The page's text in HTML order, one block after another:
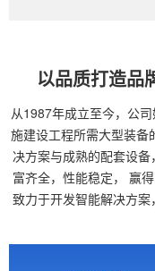
以品质打造品
从1987年成立至今，公
施建设工程所需大型装备
决方案与成熟的配套设
富齐全，性能稳定，
赢
致力于开发智能解决方